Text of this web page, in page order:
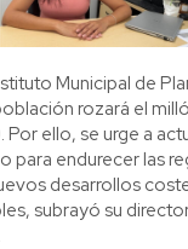
Municipal de
rozará el
ello, se urge a
para endurecer las
desarrollos
subrayó su